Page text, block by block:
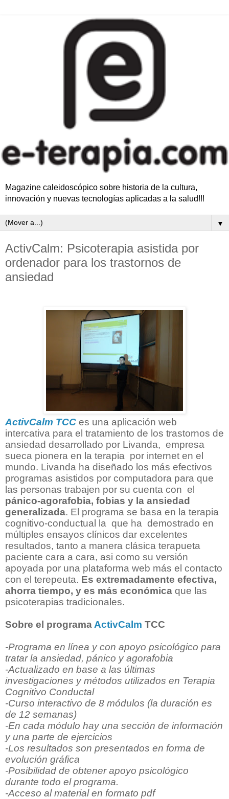
Magazine caleidoscópico sobre historia de la cultura,
innovación y nuevas tecnologías aplicadas a la salud!!!
▼
ActivCalm: Psicoterapia asistida por
ordenador para los trastornos de
ansiedad
ActivCalm TCC es una aplicación web
intercativa para el tratamiento de los trastornos de
ansiedad desarrollado por Livanda, empresa
sueca pionera en la terapia por internet en el
mundo. Livanda ha diseñado los más efectivos
programas asistidos por computadora para que
las personas trabajen por su cuenta con el
pánico-agorafobia, fobias y la ansiedad
generalizada. El programa se basa en la terapia
cognitivo-conductual la que ha demostrado en
múltiples ensayos clínicos dar excelentes
resultados, tanto a manera clásica terapueta
paciente cara a cara, asi como su versión
apoyada por una plataforma web más el contacto
con el terepeuta. Es extremadamente efectiva,
ahorra tiempo, y es más económica que las
psicoterapias tradicionales.
Sobre el programa ActivCalm TCC
-Programa en línea y con apoyo psicológico para
tratar la ansiedad, pánico y agorafobia
-Actualizado en base a las últimas
investigaciones y métodos utilizados en Terapia
Cognitivo Conductal
-Curso interactivo de 8 módulos (la duración es
de 12 semanas)
-En cada módulo hay una sección de información
y una parte de ejercicios
-Los resultados son presentados en forma de
evolución gráfica
-Posibilidad de obtener apoyo psicológico
durante todo el programa.
-Acceso al material en formato pdf